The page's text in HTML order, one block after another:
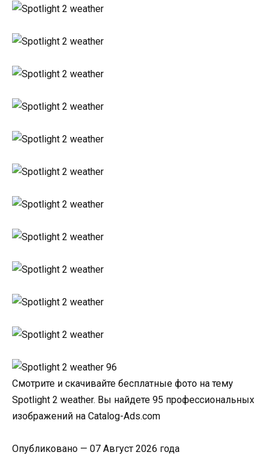
Смотрите и скачивайте бесплатные фото на тему
Spotlight 2 weather. Вы найдете 95 профессиональных
изображений на Catalog-Ads.com
Опубликовано — 07 Август 2026 года